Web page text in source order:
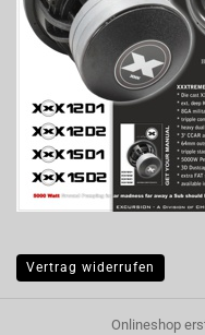
Vertrag widerrufen
Onlineshop